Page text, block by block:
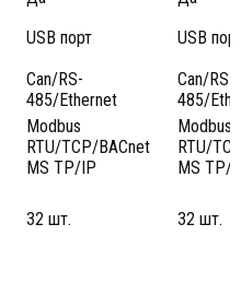
USB порт USB
Can/RS-
485/Ethernet
Modbus
RTU/TCP/BACnet
MS TP/IP
Can/RS-
485/
Modbus
RTU/
MS TP/
32 шт. 32 шт.